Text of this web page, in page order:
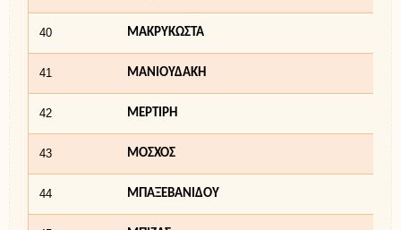
40 ΜΑΚΡΥΚΩΣΤΑ
41 ΜΑΝΙΟΥΔΑΚΗ
42 ΜΕΡΤΙΡΗ
43 ΜΟΣΧΟΣ
44 ΜΠΑΞΕΒΑΝΙΔΟΥ